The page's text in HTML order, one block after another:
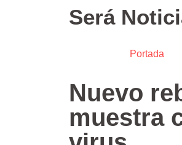
Será
Portada
Nuevo
muestra